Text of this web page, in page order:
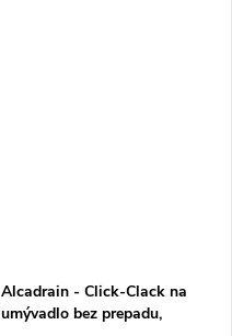
Alcadrain - Click-Clack na
umývadlo bez prepadu,